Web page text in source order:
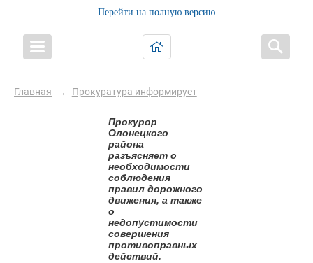
Перейти на полную версию
Главная → Прокуратура информирует
Прокурор
Олонецкого
района
разъясняет о
необходимости
соблюдения
правил дорожного
движения, а также
о
недопустимости
совершения
противоправных
действий.